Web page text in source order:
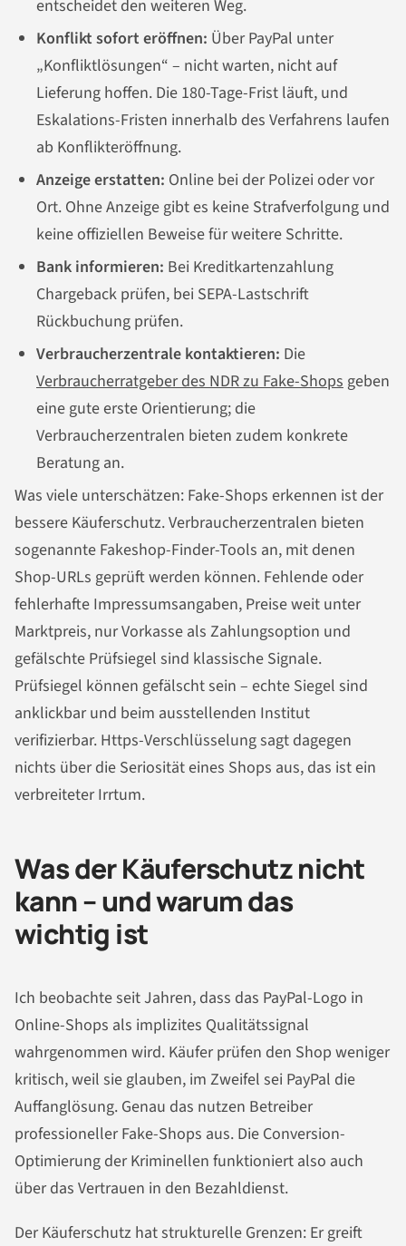
entscheidet den weiteren Weg.
Konflikt sofort eröffnen: Über PayPal unter
„Konfliktlösungen“ – nicht warten, nicht auf
Lieferung hoffen. Die 180-Tage-Frist läuft, und
Eskalations-Fristen innerhalb des Verfahrens laufen
ab Konflikteröffnung.
Anzeige erstatten: Online bei der Polizei oder vor
Ort. Ohne Anzeige gibt es keine Strafverfolgung und
keine offiziellen Beweise für weitere Schritte.
Bank informieren: Bei Kreditkartenzahlung
Chargeback prüfen, bei SEPA-Lastschrift
Rückbuchung prüfen.
Verbraucherzentrale kontaktieren: Die
Verbraucherratgeber des NDR zu Fake-Shopsgeben
eine gute erste Orientierung; die
Verbraucherzentralen bieten zudem konkrete
Beratung an.
Was viele unterschätzen: Fake-Shops erkennen ist der
bessere Käuferschutz. Verbraucherzentralen bieten
sogenannte Fakeshop-Finder-Tools an, mit denen
Shop-URLs geprüft werden können. Fehlende oder
fehlerhafte Impressumsangaben, Preise weit unter
Marktpreis, nur Vorkasse als Zahlungsoption und
gefälschte Prüfsiegel sind klassische Signale.
Prüfsiegel können gefälscht sein – echte Siegel sind
anklickbar und beim ausstellenden Institut
verifizierbar. Https-Verschlüsselung sagt dagegen
nichts über die Seriosität eines Shops aus, das ist ein
verbreiteter Irrtum.
Was der Käuferschutz nicht
kann – und warum das
wichtig ist
Ich beobachte seit Jahren, dass das PayPal-Logo in
Online-Shops als implizites Qualitätssignal
wahrgenommen wird. Käufer prüfen den Shop weniger
kritisch, weil sie glauben, im Zweifel sei PayPal die
Auffanglösung. Genau das nutzen Betreiber
professioneller Fake-Shops aus. Die Conversion-
Optimierung der Kriminellen funktioniert also auch
über das Vertrauen in den Bezahldienst.
Der Käuferschutz hat strukturelle Grenzen: Er greift